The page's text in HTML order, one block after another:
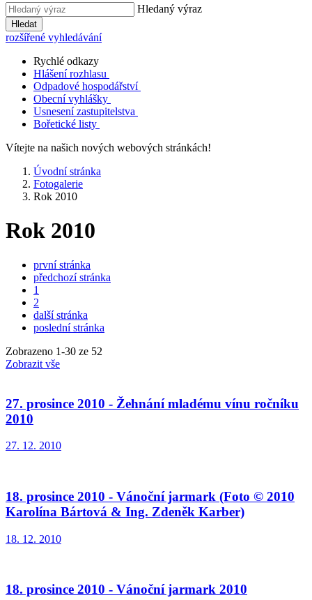
Hledaný výraz
Hledat
rozšířené vyhledávání
Rychlé odkazy
Hlášení rozhlasu
Odpadové hospodářství
Obecní vyhlášky
Usnesení zastupitelstva
Bořetické listy
Vítejte na našich nových webových stránkách!
Úvodní stránka
Fotogalerie
Rok 2010
Rok 2010
první stránka
předchozí stránka
1
2
další stránka
poslední stránka
Zobrazeno 1-30 ze 52
Zobrazit vše
27. prosince 2010 - Žehnání mladému vínu ročníku
2010
27. 12. 2010
18. prosince 2010 - Vánoční jarmark (Foto © 2010
Karolína Bártová & Ing. Zdeněk Karber)
18. 12. 2010
18. prosince 2010 - Vánoční jarmark 2010